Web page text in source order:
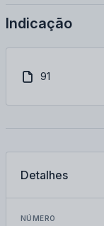
Indicação
91
Detalhes
NÚMERO